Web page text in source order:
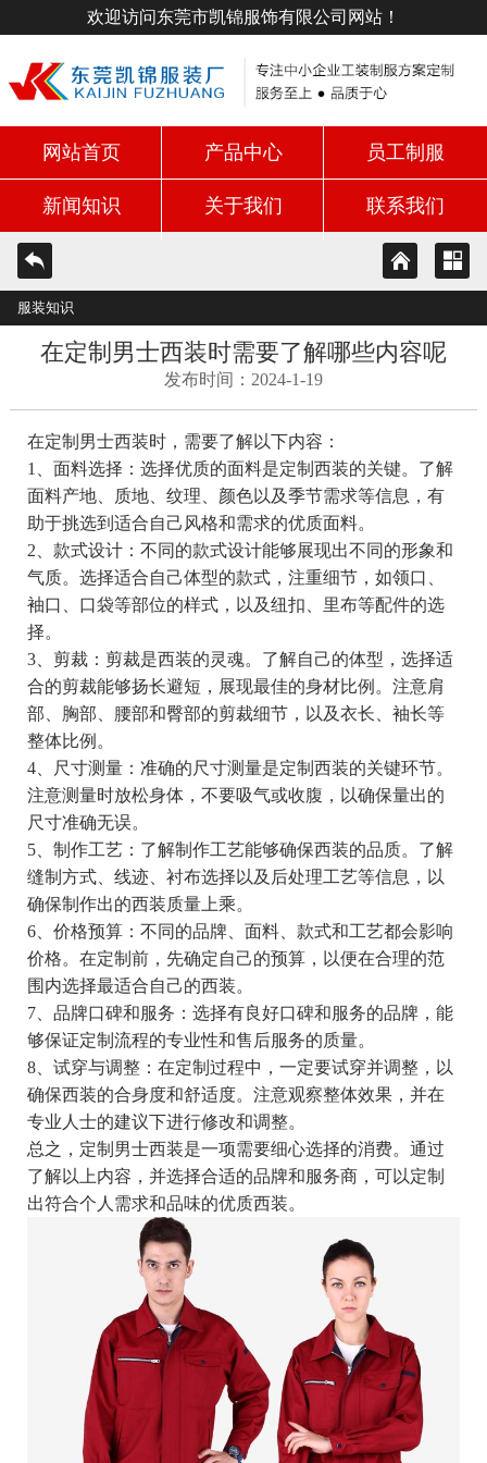
欢迎访问东莞市凯锦服饰有限公司网站！
网站首页 产品中心 员工制服
新闻知识 关于我们 联系我们
服装知识
在定制男士西装时需要了解哪些内容呢
发布时间：2024-1-19
在定制男士西装时，需要了解以下内容：
1、面料选择：选择优质的面料是定制西装的关键。了解
面料产地、质地、纹理、颜色以及季节需求等信息，有
助于挑选到适合自己风格和需求的优质面料。
2、款式设计：不同的款式设计能够展现出不同的形象和
气质。选择适合自己体型的款式，注重细节，如领口、
袖口、口袋等部位的样式，以及纽扣、里布等配件的选
择。
3、剪裁：剪裁是西装的灵魂。了解自己的体型，选择适
合的剪裁能够扬长避短，展现最佳的身材比例。注意肩
部、胸部、腰部和臀部的剪裁细节，以及衣长、袖长等
整体比例。
4、尺寸测量：准确的尺寸测量是定制西装的关键环节。
注意测量时放松身体，不要吸气或收腹，以确保量出的
尺寸准确无误。
5、制作工艺：了解制作工艺能够确保西装的品质。了解
缝制方式、线迹、衬布选择以及后处理工艺等信息，以
确保制作出的西装质量上乘。
6、价格预算：不同的品牌、面料、款式和工艺都会影响
价格。在定制前，先确定自己的预算，以便在合理的范
围内选择最适合自己的西装。
7、品牌口碑和服务：选择有良好口碑和服务的品牌，能
够保证定制流程的专业性和售后服务的质量。
8、试穿与调整：在定制过程中，一定要试穿并调整，以
确保西装的合身度和舒适度。注意观察整体效果，并在
专业人士的建议下进行修改和调整。
总之，定制男士西装是一项需要细心选择的消费。通过
了解以上内容，并选择合适的品牌和服务商，可以定制
出符合个人需求和品味的优质西装。